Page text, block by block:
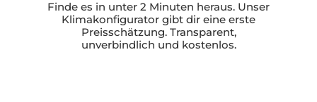
Finde es in unter 2 Minuten heraus. Unser
Klimakonfigurator gibt dir eine erste
Preisschätzung. Transparent,
unverbindlich und kostenlos.